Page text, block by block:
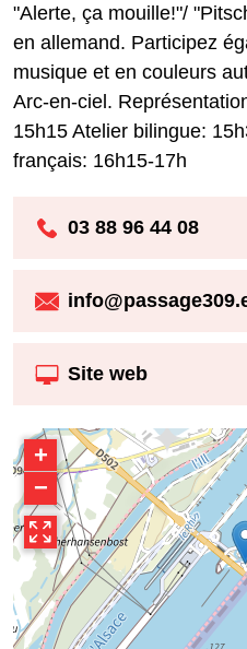
"Alerte, ça mouille!"/
en allemand. Participez
musique et en couleurs
Arc-en-ciel.
15h15 Atelier bilingue:
français: 16h15-17h
03 88 96 44 08
Site web
+
−